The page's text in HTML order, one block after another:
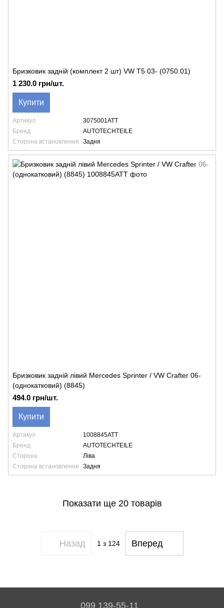
Бризковик задній (комплект 2 шт) VW T5 03- (0750.01)
1 230.0 грн/шт.
Купити
Артикул
3075001ATT
Бренд
AUTOTECHTEILE
Сторона встановлення
Задня
Бризковик задній лівий Mercedes Sprinter / VW Crafter 06-
(однокатковий) (8845)
494.0 грн/шт.
Купити
Артикул
1008845ATT
Бренд
AUTOTECHTEILE
Сторона
Ліва
Сторона встановлення
Задня
Показати ще 20 товарів
Назад 1 з 124 Вперед
099 139-55-11